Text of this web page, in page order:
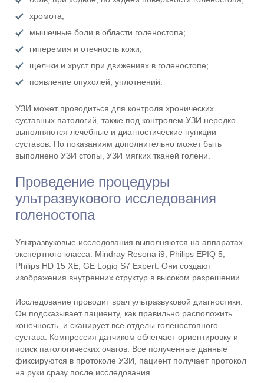
хромота;
мышечные боли в области голеностопа;
гиперемия и отечность кожи;
щелчки и хруст при движениях в голеностопе;
появление опухолей, уплотнений.
УЗИ может проводиться для контроля хронических
суставных патологий, также под контролем УЗИ нередко
выполняются лечебные и диагностические пункции
суставов. По показаниям дополнительно может быть
выполнено УЗИ стопы, УЗИ мягких тканей голени.
Проведение процедуры
ультразвукового исследования
голеностопа
Ультразвуковые исследования выполняются на аппаратах
экспертного класса: Mindray Resona i9, Philips EPIQ 5,
Philips HD 15 XE, GE Logiq S7 Expert. Они создают
изображения внутренних структур в высоком разрешении.
Исследование проводит врач ультразвуковой диагностики.
Он подсказывает пациенту, как правильно расположить
конечность, и сканирует все отделы голеностопного
сустава. Компрессия датчиком облегчает ориентировку и
поиск патологических очагов. Все полученные данные
фиксируются в протоколе УЗИ, пациент получает протокол
на руки сразу после исследования.